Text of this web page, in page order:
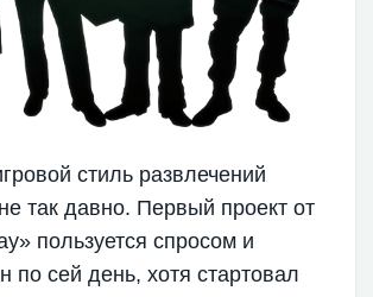
стиль развлечений
так давно. Первый проект от
пользуется спросом и
по сей день, хотя стартовал